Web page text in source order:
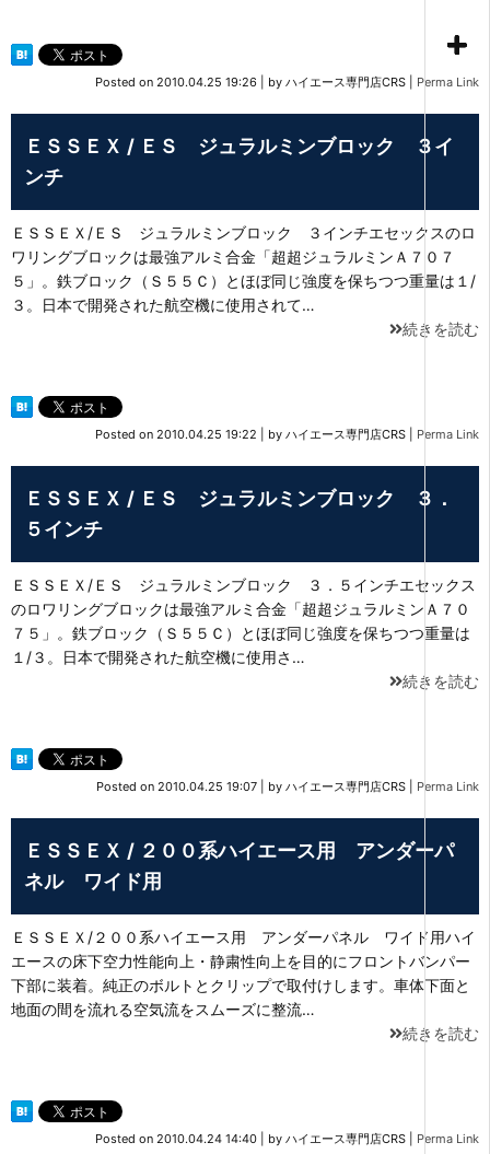
Posted on 2010.04.25 19:26 by ハイエース専門店CRS Perma Link
ＥＳＳＥＸ / ＥＳ ジュラルミンブロック ３イ
ンチ
ＥＳＳＥＸ/ＥＳ ジュラルミンブロック ３インチエセックスのロ
ワリングブロックは最強アルミ合金「超超ジュラルミンＡ７０７
５」。鉄ブロック（Ｓ５５Ｃ）とほぼ同じ強度を保ちつつ重量は１/
３。日本で開発された航空機に使用されて…
続きを読む
Posted on 2010.04.25 19:22 by ハイエース専門店CRS Perma Link
ＥＳＳＥＸ / ＥＳ ジュラルミンブロック ３．
５インチ
ＥＳＳＥＸ/ＥＳ ジュラルミンブロック ３．５インチエセックス
のロワリングブロックは最強アルミ合金「超超ジュラルミンＡ７０
７５」。鉄ブロック（Ｓ５５Ｃ）とほぼ同じ強度を保ちつつ重量は
１/３。日本で開発された航空機に使用さ…
続きを読む
Posted on 2010.04.25 19:07 by ハイエース専門店CRS Perma Link
ＥＳＳＥＸ / ２００系ハイエース用 アンダーパ
ネル ワイド用
ＥＳＳＥＸ/２００系ハイエース用 アンダーパネル ワイド用ハイ
エースの床下空力性能向上・静粛性向上を目的にフロントバンパー
下部に装着。純正のボルトとクリップで取付けします。車体下面と
地面の間を流れる空気流をスムーズに整流…
続きを読む
Posted on 2010.04.24 14:40 by ハイエース専門店CRS Perma Link